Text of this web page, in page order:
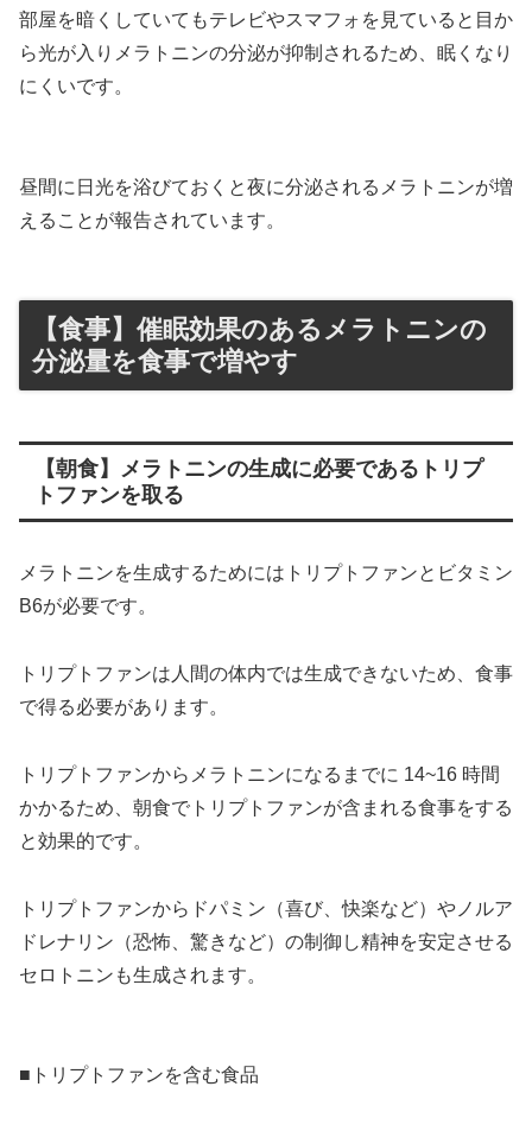
部屋を暗くしていてもテレビやスマフォを見ていると目か
ら光が入りメラトニンの分泌が抑制されるため、眠くなり
にくいです。
昼間に日光を浴びておくと夜に分泌されるメラトニンが増
えることが報告されています。
【食事】催眠効果のあるメラトニンの
分泌量を食事で増やす
【朝食】メラトニンの生成に必要であるトリプ
トファンを取る
メラトニンを生成するためにはトリプトファンとビタミン
B6が必要です。
トリプトファンは人間の体内では生成できないため、食事
で得る必要があります。
トリプトファンからメラトニンになるまでに 14~16 時間
かかるため、朝食でトリプトファンが含まれる食事をする
と効果的です。
トリプトファンからドパミン（喜び、快楽など）やノルア
ドレナリン（恐怖、驚きなど）の制御し精神を安定させる
セロトニンも生成されます。
■トリプトファンを含む食品